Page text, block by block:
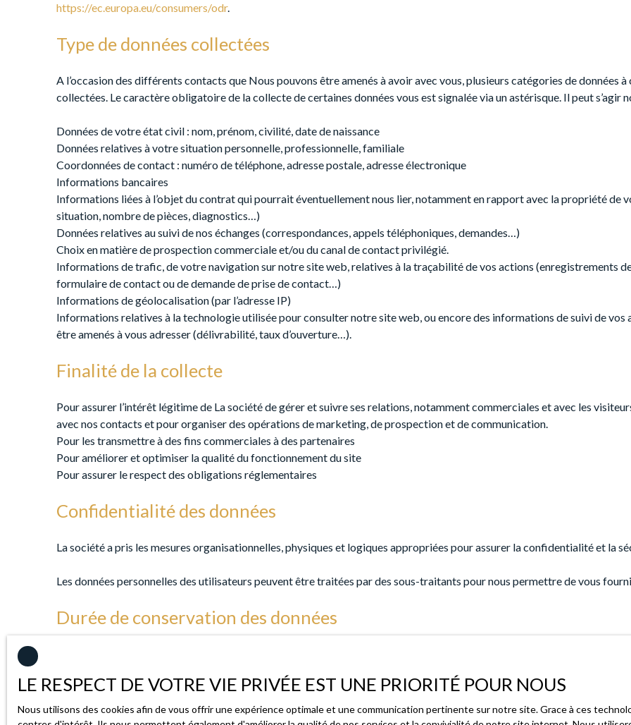
https://ec.europa.eu/consumers/odr.
Type de données collectées
A l’occasion des différents contacts que Nous pouvons être amenés à avoir avec vous, plusieurs catégories de données
collectées. Le caractère obligatoire de la collecte de certaines données vous est signalée via un astérisque. Il peut s’agir
Données de votre état civil : nom, prénom, civilité, date de naissance
Données relatives à votre situation personnelle, professionnelle, familiale
Coordonnées de contact : numéro de téléphone, adresse postale, adresse électronique
Informations bancaires
Informations liées à l’objet du contrat qui pourrait éventuellement nous lier, notamment en rapport avec la propriété de
situation, nombre de pièces, diagnostics…)
Données relatives au suivi de nos échanges (correspondances, appels téléphoniques, demandes…)
Choix en matière de prospection commerciale et/ou du canal de contact privilégié.
Informations de trafic, de votre navigation sur notre site web, relatives à la traçabilité de vos actions (enregistrements
formulaire de contact ou de demande de prise de contact…)
Informations de géolocalisation (par l’adresse IP)
Informations relatives à la technologie utilisée pour consulter notre site web, ou encore des informations de suivi de vos
être amenés à vous adresser (délivrabilité, taux d’ouverture…).
Finalité de la collecte
Pour assurer l’intérêt légitime de La société de gérer et suivre ses relations, notamment commerciales et avec les
avec nos contacts et pour organiser des opérations de marketing, de prospection et de communication.
Pour les transmettre à des fins commerciales à des partenaires
Pour améliorer et optimiser la qualité du fonctionnement du site
Pour assurer le respect des obligations réglementaires
Confidentialité des données
La société a pris les mesures organisationnelles, physiques et logiques appropriées pour assurer la confidentialité et la
Les données personnelles des utilisateurs peuvent être traitées par des sous-traitants pour nous permettre de vous
Durée de conservation des données
Droits des utilisateurs
LE RESPECT DE VOTRE VIE PRIVÉE EST UNE PRIORITÉ POUR NOUS
Nous utilisons des cookies afin de vous offrir une expérience optimale et une communication pertinente sur notre site. Grace à ces